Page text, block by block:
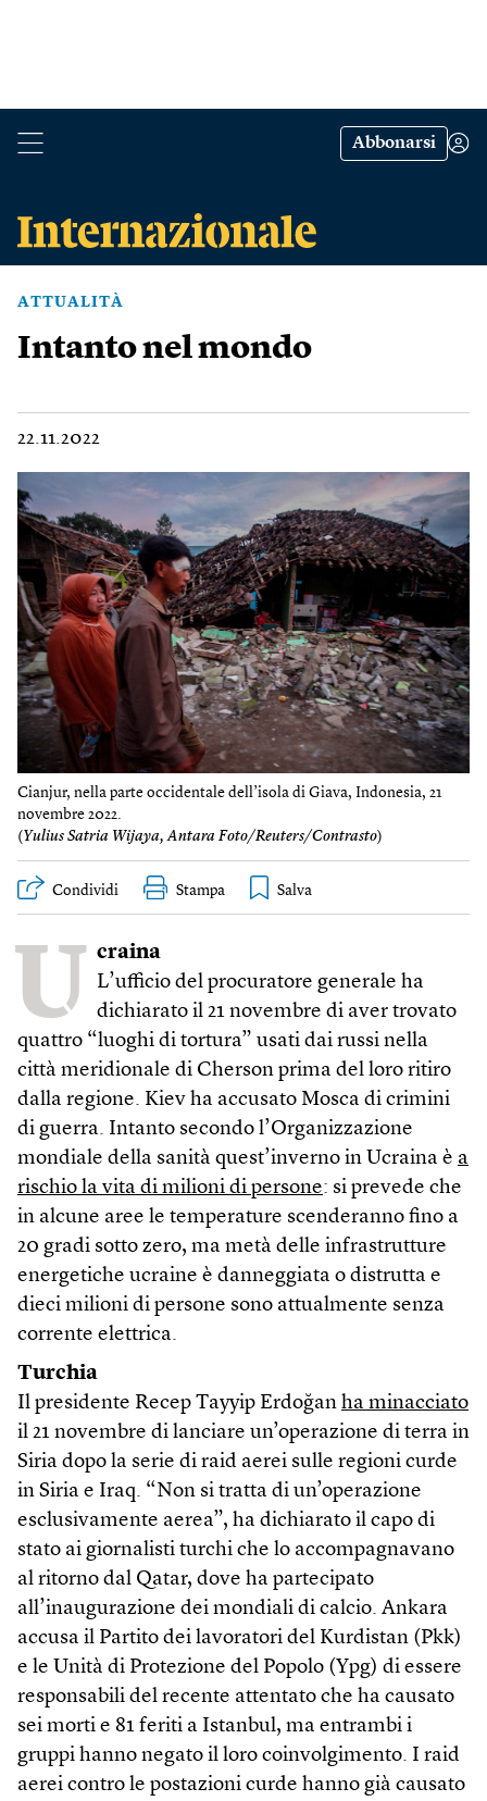
Abbonarsi
ATTUALITÀ
Intanto nel mondo
22.11.2022
Cianjur, nella parte occidentale dell’isola di Giava, Indonesia, 21
novembre 2022.
( Yulius Satria Wijaya, Antara Foto/Reuters/Contrasto)
Condividi Stampa
U craina
L’ufficio del procuratore generale ha
dichiarato il 21 novembre di aver trovato
quattro “luoghi di tortura” usati dai russi nella
città meridionale di Cherson prima del loro ritiro
dalla regione. Kiev ha accusato Mosca di crimini
di guerra. Intanto secondo l’Organizzazione
mondiale della sanità quest’inverno in Ucraina è a
rischio la vita di milioni di persone: si prevede che
in alcune aree le temperature scenderanno fino a
20 gradi sotto zero, ma metà delle infrastrutture
energetiche ucraine è danneggiata o distrutta e
dieci milioni di persone sono attualmente senza
corrente elettrica.
Turchia
Il presidente Recep Tayyip Erdoğan ha minacciato
il 21 novembre di lanciare un’operazione di terra in
Siria dopo la serie di raid aerei sulle regioni curde
in Siria e Iraq. “Non si tratta di un’operazione
esclusivamente aerea”, ha dichiarato il capo di
stato ai giornalisti turchi che lo accompagnavano
al ritorno dal Qatar, dove ha partecipato
all’inaugurazione dei mondiali di calcio. Ankara
accusa il Partito dei lavoratori del Kurdistan (Pkk)
e le Unità di Protezione del Popolo (Ypg) di essere
responsabili del recente attentato che ha causato
sei morti e 81 feriti a Istanbul, ma entrambi i
gruppi hanno negato il loro coinvolgimento. I raid
aerei contro le postazioni curde hanno già causato